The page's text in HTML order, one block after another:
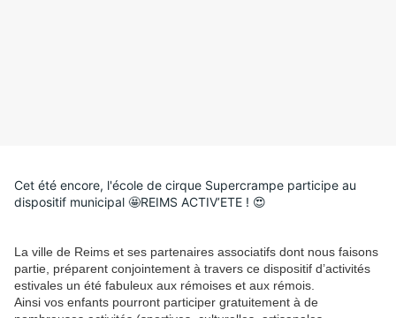
Cet été encore, l'école de cirque Supercrampe participe au
dispositif municipal 🤩REIMS ACTIV’ETE ! 😍
La ville de Reims et ses partenaires associatifs dont nous faisons
partie, préparent conjointement à travers ce dispositif d’activités
estivales un été fabuleux aux rémoises et aux rémois.
Ainsi vos enfants pourront participer gratuitement à de